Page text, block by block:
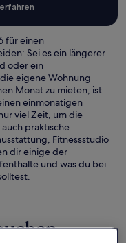
für einen
Sei es ein längerer
oder ein
eigene Wohnung
Monat zu mieten, ist
einmonatigen
viel Zeit, um die
praktische
Fitnessstudio
dir einige der
und was du bei